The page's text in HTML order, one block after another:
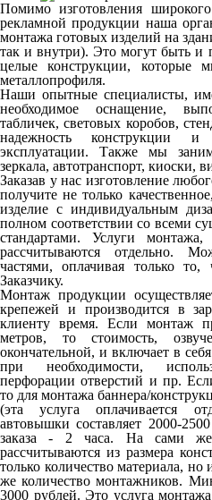
Помимо изготовления
рекламной продукции наша
монтажа готовых изделий на
так и внутри). Это могут быть и
целые конструкции,
металлопрофиля.
Наши опытные специалисты,
необходимое оснащение,
табличек, световых коробов,
надежность конструкции
эксплуатации. Также мы
зеркала, автотранспорт, киоски,
Заказав у нас изготовление
получите не только
изделие с индивидуальным
полном соответствии со всеми
стандартами. Услуги
рассчитываются отдельно.
частями, оплачивая только
Заказчику.
Монтаж продукции
крепежей и производится в
клиенту время. Если монтаж
метров, то стоимость,
окончательной, и включает в
при необходимости,
перфорации отверстий и пр.
то для монтажа баннера/
(эта услуга оплачивается
автовышки составляет 2000-
заказа - 2 часа. На сами же
рассчитываются из размера
только количество материала,
же количество монтажников.
3000 рублей. Это услуга